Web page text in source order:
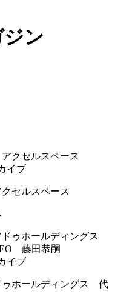
ン
イブ
セルスペース
イブ
ゥホールディングス 代